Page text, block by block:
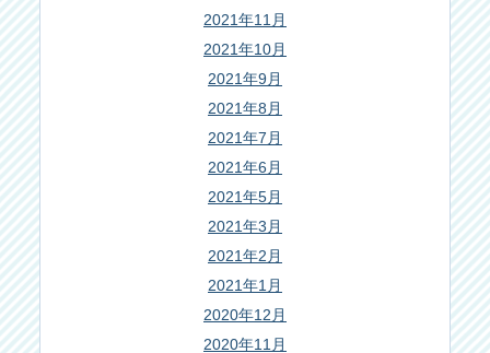
2021年11月
2021年10月
2021年9月
2021年8月
2021年7月
2021年6月
2021年5月
2021年3月
2021年2月
2021年1月
2020年12月
2020年11月